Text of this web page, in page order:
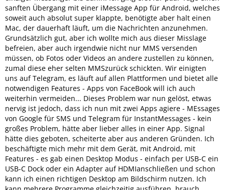
sanften Übergang mit einer iMessage App für Android, welches
soweit auch absolut super klappte, benötigte aber halt einen
Mac, der dauerhaft läuft, um die Nachrichten anzunehmen.
Grundsätzlich gut, aber ich wollte mich aus dieser Misslage
befreien, aber auch irgendwie nicht nur MMS versenden
müssen, ob Fotos oder Videos an andere zustellen zu können,
zumal diese eher selten MMSzurück schickten. Wir einigten
uns auf Telegram, es läuft auf allen Plattformen und bietet alle
notwendigen Features - Apps von FaceBook will ich auch
weiterhin vermeiden... Dieses Problem war nun gelöst, etwas
nervig ist jedoch, dass ich nun mit zwei Apps agiere - MEssages
von Google für SMS und Telegram für InstantMessages - kein
großes Problem, hätte aber lieber alles in einer App. Signal
hätte dies geboten, scheiterte aber aus anderen Gründen. Ich
beschäftigte mich mehr mit dem Gerät, mit Android, mit
Features - es gab einen Desktop Modus - einfach per USB-C ein
USB-C Dock oder ein Adapter auf HDMIanschließen und schon
kann ich einen richtigen Desktop am Bildschirm nutzen. Ich